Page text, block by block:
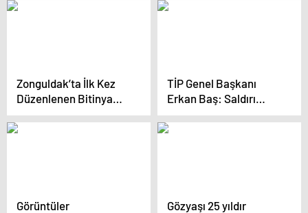
Zonguldak’ta İlk Kez
Düzenlenen Bitinya
MTB Dağ Bisikleti
Maratonu Büyük İlgi
TİP Genel Başkanı
Erkan Baş: Saldırı
demokrasiye yönelikti
Görüntüler
Gözyaşı 25 yıldır